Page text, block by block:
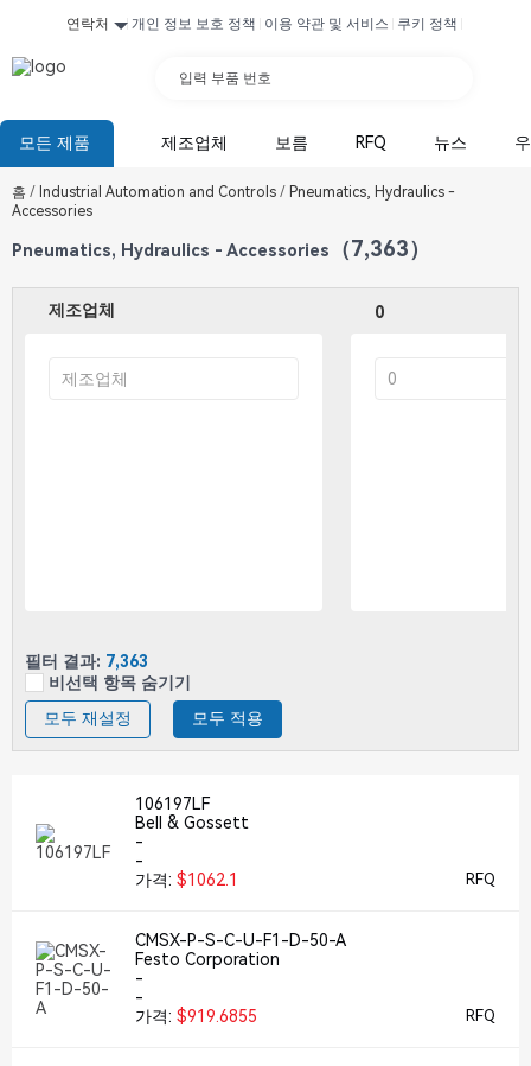
연락처 개인 정보 보호 정책 이용 약관 및 서비스 쿠키 정책
입력 부품 번호
모든 제품 제조업체 보름 RFQ 뉴스
홈 / Industrial Automation and Controls / Pneumatics, Hydraulics -
Accessories
Pneumatics, Hydraulics - Accessories （7,363）
제조업체 0
필터 결과: 7,363
비선택 항목 숨기기
모두 재설정
모두 적용
106197LF
Bell & Gossett
-
-
가격: $1062.1 RFQ
CMSX-P-S-C-U-F1-D-50-A
Festo Corporation
-
-
가격: $919.6855 RFQ